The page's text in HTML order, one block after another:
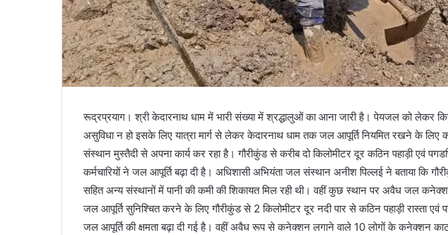
रूद्रप्रयाग। श्री केदारनाथ धाम में भारी संख्या में श्रद्धालुओं का आना जारी है। पेयजल को लेकर
असुविधा न हो इसके लिए यात्रा मार्ग से लेकर केदारनाथ धाम तक जल आपूर्ति नियमित रखने के लिए
संस्थान मुस्तैदी से अपना कार्य कर रहा है। गौरीकुंड से करीब दो किलोमीटर दूर कठिन पहाड़ी एवं
कर्मचारियों ने जल आपूर्ति बढ़ा दी है। अधिशासी अभियंता जल संस्थान अनीश पिल्लई ने बताया कि
सहित अन्य संस्थानों में पानी की कमी की शिकायत मिल रही थी। वहीं कुछ स्थान पर अवैध जल
जल आपूर्ति सुनिश्चित करने के लिए गौरीकुंड से 2 किलोमीटर दूर नदी पार से कठिन पहाड़ी रास्ता एवं
जल आपूर्ति की क्षमता बढ़ा दी गई है। वहीं अवैध रूप से कनेक्शन लगाने वाले 10 लोगों के कनेक्शन काट